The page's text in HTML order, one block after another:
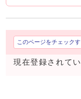
このページをチェック
現在登録されてい